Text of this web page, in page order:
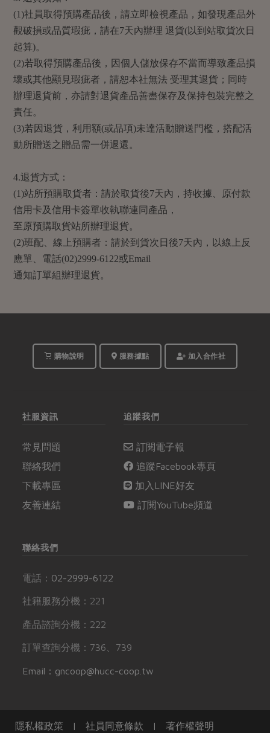
(1)社員取得預購產品後，請立即檢視產品，如發現產品外
觀破損或品質瑕疵，請在7天內辦理 退貨(以到站取貨次日
起算)。
(2)若取得預購產品後，因個人儲放保存不當而導致產品損
壞或其他顯見瑕疵者，請恕本社無法 受理其退貨；同時
辦理退貨前，亦請對退貨產品善盡保存及保持包裝完整之
責任。
(3)若因退貨，利用額(或品項)未達活動贈送門檻，搭配活
動所贈送之贈品需一併退還。
4.退貨方式：
(1)站所預購取貨者：請於取貨後7天內，持收據、原付款
信用卡及信用卡簽單收執聯連同產品，
至原預購取貨站所辦理退貨。
(2)班配、線上預購者：請於到貨次日後7天內，以線上反
應單、電話(02)2999-6122或Email
通知訂單組辦理退貨。
購物說明 服務據點 加入合作社
社服資訊
常見問題
聯絡我們
下載專區
友善連結
追蹤我們
訂閱電子報
追蹤Facebook專頁
加入LINE好友
訂閱YouTube頻道
聯絡我們
電話： 02-2999-6122
社籍服務分機：221
產品諮詢分機：222
訂單查詢分機：736、739
Email：gncoop@hucc-coop.tw
隱私權政策 | 社員同意條款 | 著作權聲明